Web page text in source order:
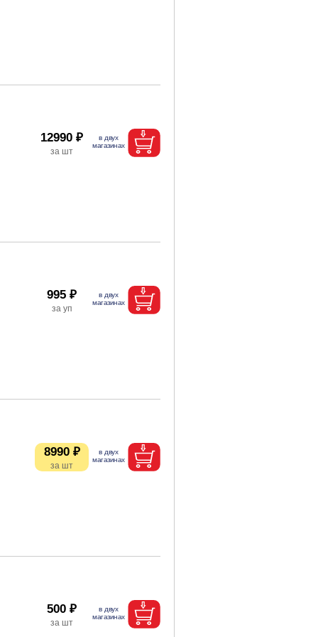
12990 ₽
995 ₽
8990 ₽
500 ₽